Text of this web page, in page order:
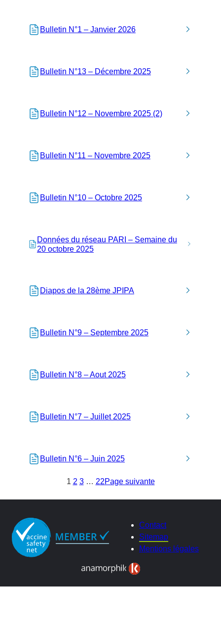
Bulletin N°1 – Janvier 2026
Bulletin N°13 – Décembre 2025
Bulletin N°12 – Novembre 2025 (2)
Bulletin N°11 – Novembre 2025
Bulletin N°10 – Octobre 2025
Données du réseau PARI – Semaine du
20 octobre 2025
Diapos de la 28ème JPIPA
Bulletin N°9 – Septembre 2025
Bulletin N°8 – Aout 2025
Bulletin N°7 – Juillet 2025
Bulletin N°6 – Juin 2025
1 2 3 … 22Page suivante
Contact
Sitemap
Mentions légales